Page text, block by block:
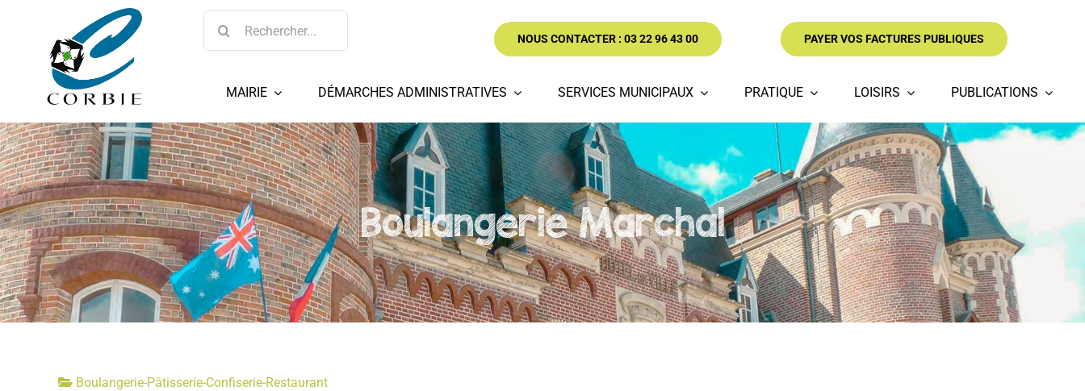
Rechercher:
NOUS CONTACTER : 03 22 96 43 00 PAYER VOS FACTURES PUBLIQUES
MAIRIE DÉMARCHES ADMINISTRATIVES SERVICES MUNICIPAUX PRATIQUE LOISIRS PUBLICATIONS
Boulangerie Marchal
Boulangerie-Pâtisserie-Confiserie-Restaurant